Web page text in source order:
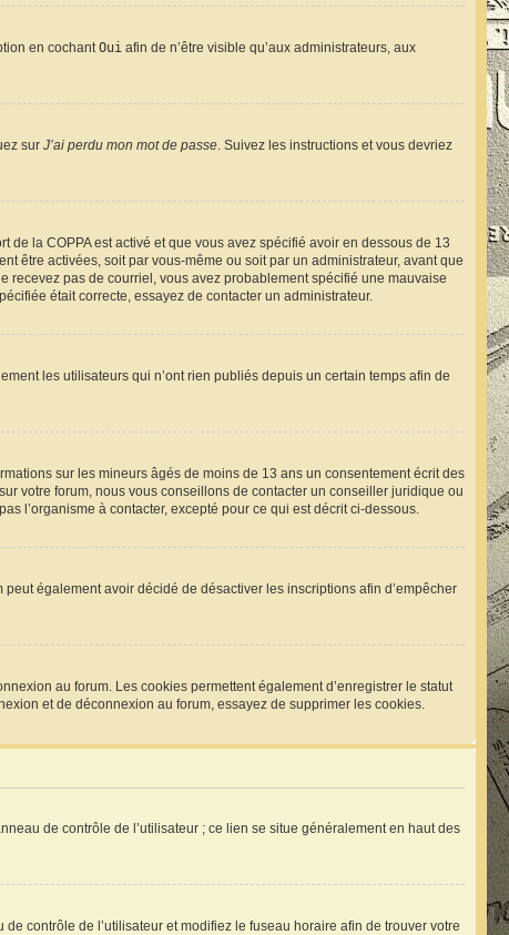
en cochantOui afin de n’être visible qu’aux administrateurs, aux
sur J’ai perdu mon mot de passe. Suivez les instructions et vous devriez
de la COPPA est activé et que vous avez spécifié avoir en dessous de 13
être activées, soit par vous-même ou soit par un administrateur, avant que
recevez pas de courriel, vous avez probablement spécifié une mauvaise
était correcte, essayez de contacter un administrateur.
les utilisateurs qui n’ont rien publiés depuis un certain temps afin de
sur les mineurs âgés de moins de 13 ans un consentement écrit des
votre forum, nous vous conseillons de contacter un conseiller juridique ou
l’organisme à contacter, excepté pour ce qui est décrit ci-dessous.
également avoir décidé de désactiver les inscriptions afin d’empêcher
au forum. Les cookies permettent également d’enregistrer le statut
et de déconnexion au forum, essayez de supprimer les cookies.
de contrôle de l’utilisateur ; ce lien se situe généralement en haut des
contrôle de l’utilisateur et modifiez le fuseau horaire afin de trouver votre